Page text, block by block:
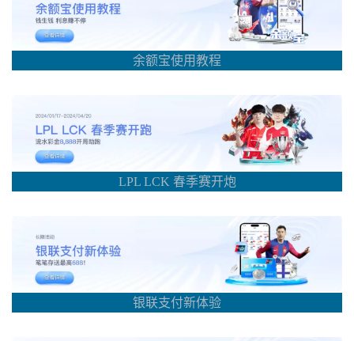
余额宝使用教程
LPL LCK 春季赛开炮
银联支付新体验